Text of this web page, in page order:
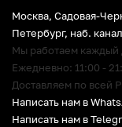
Москва, Садовая-
Петербург, наб.
Мы работаем каждый
Ежедневно: 11:00 -
Доставляем по всей
Написать нам в
Написать нам в